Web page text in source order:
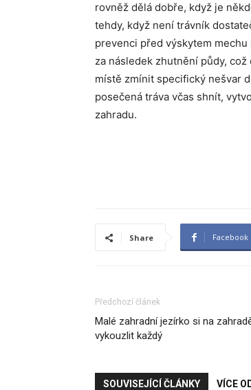
rovněž dělá dobře, když je
tehdy, když není trávník
prevenci před výskytem
za následek zhutnění půdy,
místě zmínit specifický nešvar
posečená tráva včas shnít,
zahradu.
Share Facebook
Předchozí článek
Malé zahradní jezírko si na
vykouzlit každý
SOUVISEJÍCÍ ČLÁNKY VÍCE